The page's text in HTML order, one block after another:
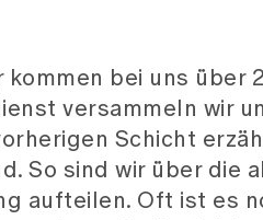
bei uns über
versammeln wir
Schicht
So sind wir über die
aufteilen. Oft ist es